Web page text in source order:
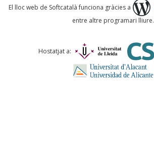
Què proposeu?
Comentari *
El lloc web de Softcatalà funciona gràcies a
entre altre programari lliure.
Hostatjat a: